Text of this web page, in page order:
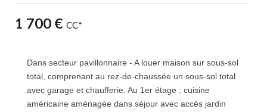
1 700 € CC*
Dans secteur pavillonnaire - A louer maison sur sous-sol
total, comprenant au rez-de-chaussée un sous-sol total
avec garage et chaufferie. Au 1er étage : cuisine
américaine aménagée dans séjour avec accès jardin